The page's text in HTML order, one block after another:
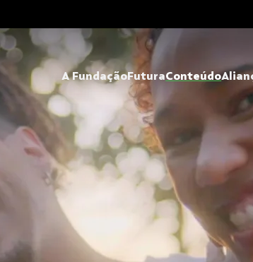
A FundaçãoFuturaConteúdo